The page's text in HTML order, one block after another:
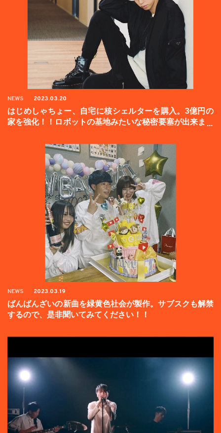
NEWS 2023.03.20
はじめしゃちょー、自宅に核シェルターを購入。3億円の
家を強化！！ロボットの基地みたいな秘密要塞が出来まし
NEWS 2023.03.19
ばんばんざいの新曲を緑黄色社会が製作。サブスクも解禁
するので、是非聞いてみてください！！